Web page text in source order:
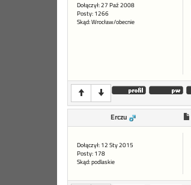
Dołączył: 27 Paź 2008
Posty: 1266
Skąd: Wrocław/obecnie
Erczu
Dołączył: 12 Sty 2015
Posty: 178
Skąd: podlaskie